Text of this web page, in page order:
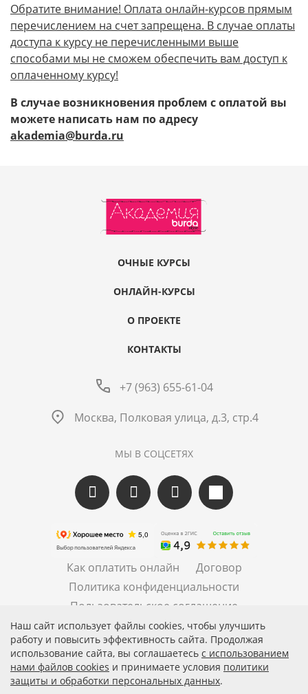
Обратите внимание! Оплата онлайн-курсов прямым
перечислением на счет запрещена. В случае оплаты
доступа к курсу не перечисленными выше
способами мы не сможем обеспечить вам доступ к
оплаченному курсу!
В случае возникновения проблем с оплатой вы
можете написать нам по адресу
akademia@burda.ru
ОЧНЫЕ КУРСЫ
ОНЛАЙН-КУРСЫ
О ПРОЕКТЕ
КОНТАКТЫ
+7 (963) 655-61-04
Москва, Полковая улица, д.3, стр.4
МЫ В СОЦСЕТЯХ
Как оплатить онлайн
Договор
Политика конфиденциальности
Пользовательское соглашение
Правила рассылок
© 2026 АО «БКМ», ОГРН 1027739494584, ИНН 7705056238
Наш сайт использует файлы cookies, чтобы улучшить
работу и повысить эффективность сайта. Продолжая
использование сайта, вы соглашаетесь c использованием
нами файлов cookies и принимаете условия политики
защиты и обработки персональных данных.